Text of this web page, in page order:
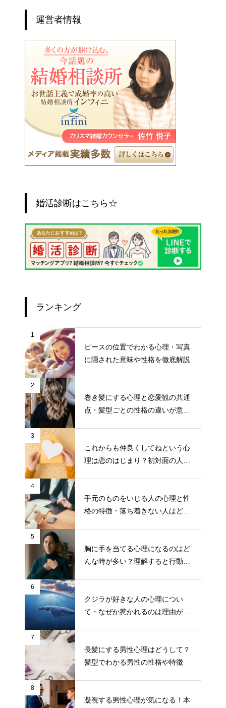
運営者情報
婚活診断はこちら☆
ランキング
1
ピースの位置でわかる心理・写真
に隠された意味や性格を徹底解説
2
巻き髪にする心理と恋愛観の共通
点・髪型ごとの性格の違いが意外
3
これからも仲良くしてねという心
理は恋のはじまり？初対面の人の
4
手元のものをいじる人の心理と性
格の特徴・落ち着きない人はどう
5
胸に手を当てる心理になるのはど
んな時が多い？理解すると行動し
6
クジラが好きな人の心理につい
て・なぜか惹かれるのは理由があ
7
長髪にする男性心理はどうして？
髪型でわかる男性の性格や特徴
8
凝視する男性心理が気になる！本